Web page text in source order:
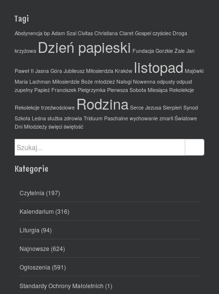
Tagi
Abstynencja bp Adam Szal Civitas Christiana Claret Gospel czyściec Droga
krzyżowa Dzień papieski Fundacja Gorzkie Żale Jan
Paweł II Jasna Góra Jubileusz Miłosierdzia Kraków listopad Majówki
Maria Lachman Miłosierdzie Boże młodzież Nałogi Nowenna odpusty odpust
zupełny Papież Franciszek Pielgrzymka Pierwsza Sobota Miesiąca Rekolekcje
Rekolekcje trzeźwościowe Rodzina Serce Jezusa Sierpień Synod
Szkoła Leśna służba zdrowia Triduum Paschalne wychowanie zmarli Światowe
Dni Młodzieży święci świętość
Szukaj:
Kategorie
Czytelnia (197)
Kalendarium (316)
Liturgia (94)
Najnowsze (624)
Ogłoszenia (591)
Standardy Ochrony Małoletnich (1)